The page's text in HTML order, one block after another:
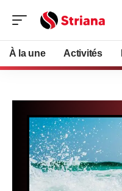
À la une Activités